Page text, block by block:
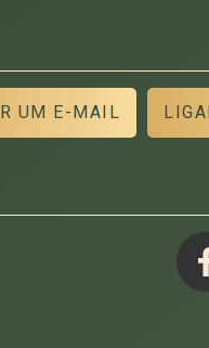
UM E-MAIL